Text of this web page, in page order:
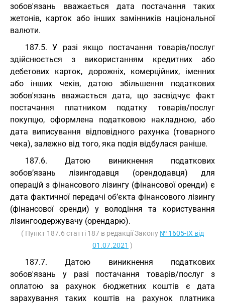
зобов'язань вважається дата постачання таких
жетонів, карток або інших замінників національної
валюти.
187.5. У разі якщо постачання товарів/послуг
здійснюється з використанням кредитних або
дебетових карток, дорожніх, комерційних, іменних
або інших чеків, датою збільшення податкових
зобов'язань вважається дата, що засвідчує факт
постачання платником податку товарів/послуг
покупцю, оформлена податковою накладною, або
дата виписування відповідного рахунка (товарного
чека), залежно від того, яка подія відбулася раніше.
187.6. Датою виникнення податкових
зобов’язань лізингодавця (орендодавця) для
операцій з фінансового лізингу (фінансової оренди) є
дата фактичної передачі об’єкта фінансового лізингу
(фінансової оренди) у володіння та користування
лізингоодержувачу (орендарю).
( Пункт 187.6 статті 187 в редакції Закону № 1605-IX від
01.07.2021 )
187.7. Датою виникнення податкових
зобов'язань у разі постачання товарів/послуг з
оплатою за рахунок бюджетних коштів є дата
зарахування таких коштів на рахунок платника